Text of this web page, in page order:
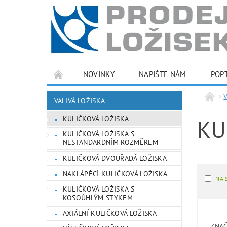
NOVINKY NAPIŠTE NÁM
PODMÍNKY OCHRANY OSOBNÍCH ÚDAJŮ
VALIVÁ LOŽISKA
KULIČKOVÁ LOŽISKA
KULIČKOVÁ LOŽISKA S
NESTANDARDNÍM ROZMĚREM
KULIČKOVÁ DVOUŘADÁ LOŽISKA
NAKLÁPĚCÍ KULIČKOVÁ LOŽISKA
KULIČKOVÁ LOŽISKA S
KOSOÚHLÝM STYKEM
AXIÁLNÍ KULIČKOVÁ LOŽISKA
NA